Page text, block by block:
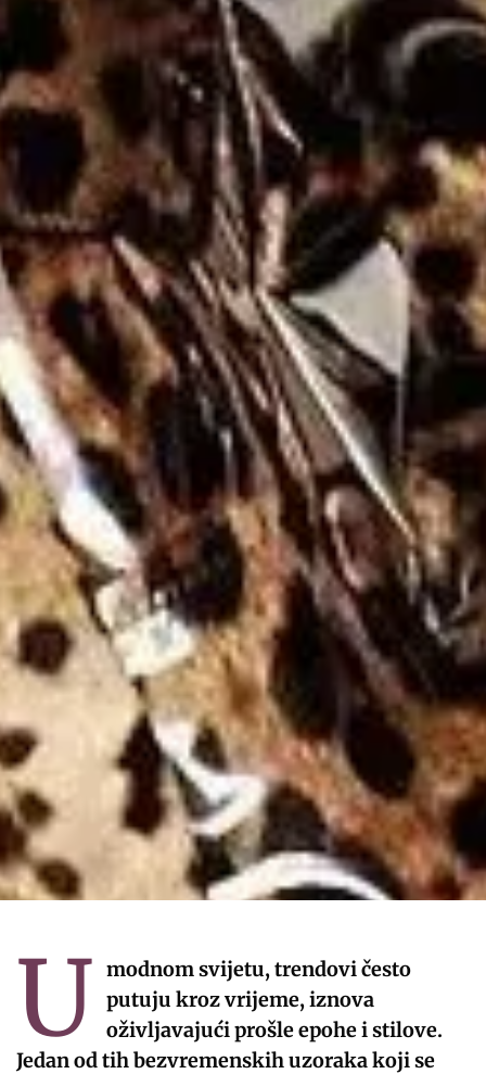
U modnom svijetu, trendovi često
putuju kroz vrijeme, iznova
oživljavajući prošle epohe i stilove.
Jedan od tih bezvremenskih uzoraka koji se